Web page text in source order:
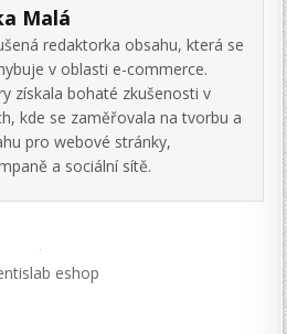
Malá
redaktorka obsahu, která se
v oblasti e-commerce.
získala bohaté zkušenosti v
kde se zaměřovala na tvorbu a
pro webové stránky,
a sociální sítě.
eshop